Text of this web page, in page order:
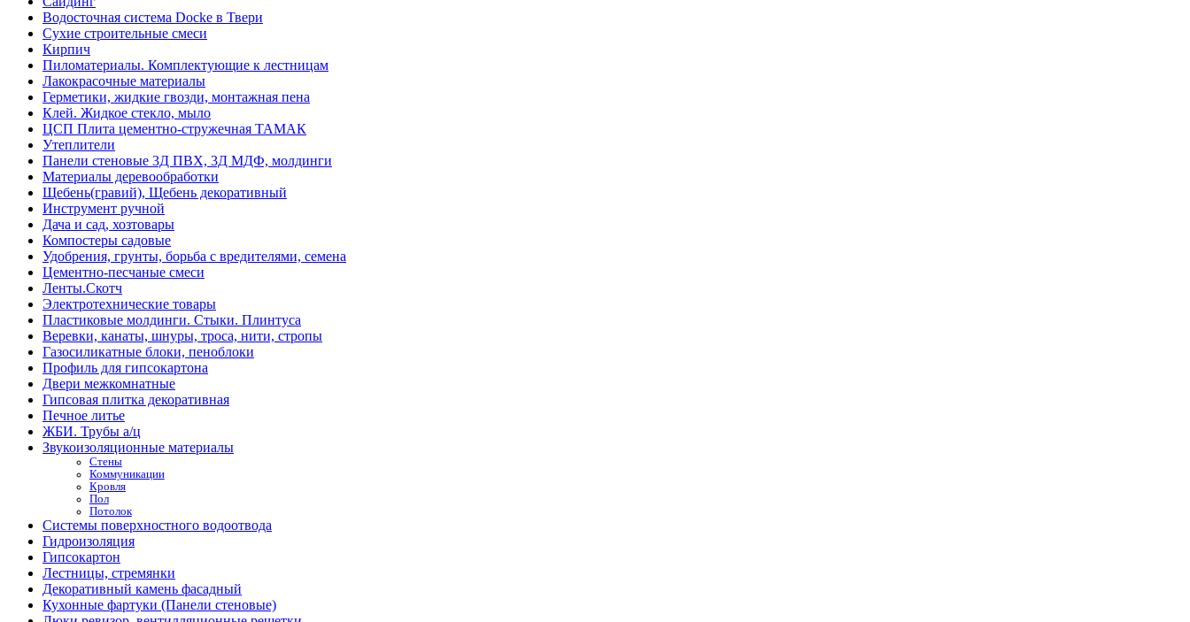
Водосточная система Docke в Твери
Сухие строительные смеси
Кирпич
Пиломатериалы. Комплектующие к лестницам
Лакокрасочные материалы
Герметики, жидкие гвозди, монтажная пена
Клей. Жидкое стекло, мыло
ЦСП Плита цементно-стружечная ТАМАК
Утеплители
Панели стеновые 3Д ПВХ, 3Д МДФ, молдинги
Материалы деревообработки
Щебень(гравий), Щебень декоративный
Инструмент ручной
Дача и сад, хозтовары
Компостеры садовые
Удобрения, грунты, борьба с вредителями, семена
Цементно-песчаные смеси
Ленты.Скотч
Электротехнические товары
Пластиковые молдинги. Стыки. Плинтуса
Веревки, канаты, шнуры, троса, нити, стропы
Газосиликатные блоки, пеноблоки
Профиль для гипсокартона
Двери межкомнатные
Гипсовая плитка декоративная
Печное литье
ЖБИ. Трубы а/ц
Звукоизоляционные материалы
Стены
Коммуникации
Кровля
Пол
Потолок
Системы поверхностного водоотвода
Гидроизоляция
Гипсокартон
Лестницы, стремянки
Декоративный камень фасадный
Кухонные фартуки (Панели стеновые)